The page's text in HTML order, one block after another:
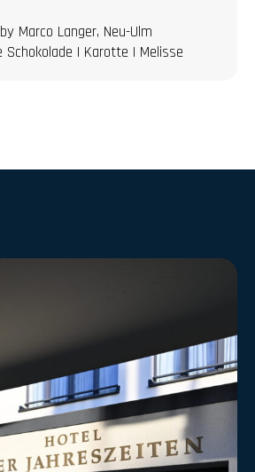
Marco Langer, Neu-Ulm
Schokolade | Karotte | Melisse